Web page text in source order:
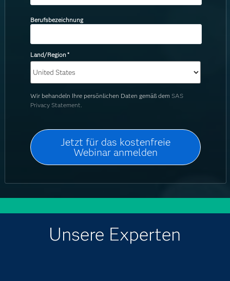
Berufsbezeichnung
Land/Region*
Wir behandeln Ihre persönlichen Daten gemäß dem SAS
Privacy Statement.
Unsere Experten